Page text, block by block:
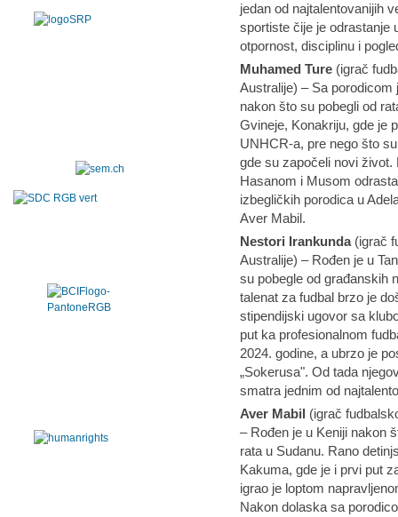
jedan od najtalentovanijih
sportiste čije je odrastanje
otpornost, disciplinu i
Muhamed Ture (igrač
Australije) – Sa
nakon što su pobegli od
Gvineje, Konakriju, gde je
UNHCR-a, pre nego što
gde su započeli novi
Hasanom i Musom
izbegličkih porodica u
Aver Mabil.
Nestori Irankunda(igrač
Australije) – Rođen je u
su pobegle od građanskih
talenat za fudbal brzo je
stipendijski ugovor sa
put ka profesionalnom
2024. godine, a ubrzo je
„Sokerusa". Od tada
smatra jednim od
Aver Mabil (igrač
– Rođen je u Keniji nakon
rata u Sudanu. Rano
Kakuma, gde je i prvi put
igrao je loptom
Nakon dolaska sa